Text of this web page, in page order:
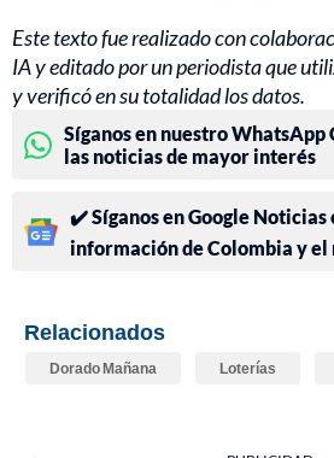
Este texto fue realizado con
IA y editado por un periodista que
y verificó en su totalidad los datos.
Síganos en nuestro
las noticias de mayor interés
✔️ Síganos en Google Noticias
información de Colombia y el
Relacionados
Dorado Mañana Loterías